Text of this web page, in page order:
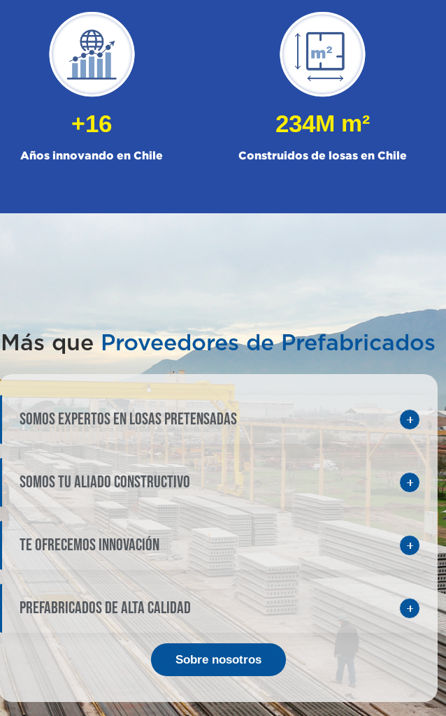
+16
Años innovando en Chile
234M m²
Construidos de losas en Chile
Más queProveedores de Prefabricados
SOMOS EXPERTOS EN LOSAS PRETENSADAS
SOMOS TU ALIADO CONSTRUCTIVO
TE OFRECEMOS INNOVACIÓN
PREFABRICADOS DE ALTA CALIDAD
Sobre nosotros